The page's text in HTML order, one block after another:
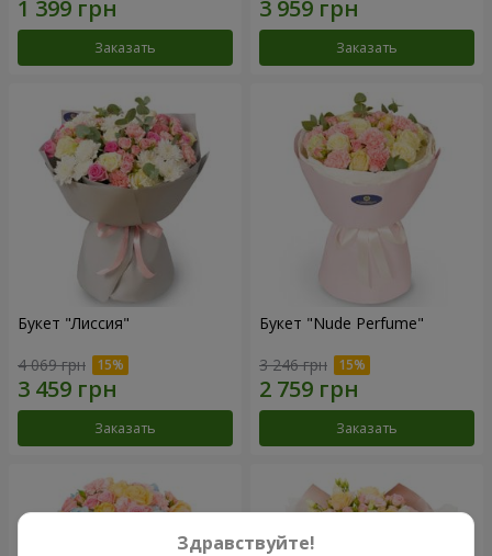
Заказать Заказать
Букет "Лиссия"
4 069 грн
Заказать
Букет "Nude Perfume"
3 246 грн
Заказать
Здравствуйте!